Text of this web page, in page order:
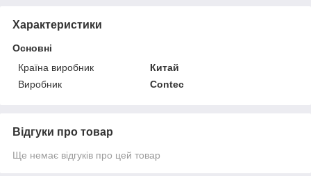
Характеристики
Основні
Країна виробник
Китай
Виробник
Contec
Відгуки про товар
Ще немає відгуків про цей товар